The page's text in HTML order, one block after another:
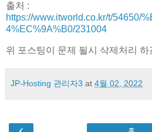
출처 :
https://www.itworld.co.kr/t/54650/
4%EC%9A%B0/231004
위 포스팅이 문제 될시 삭제처리 하
JP-Hosting 관리자3 at 4월 02, 2022